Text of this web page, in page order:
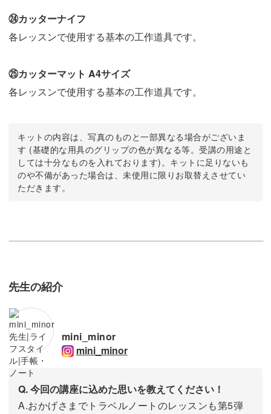
㉔カッターナイフ
各レッスンで使用する基本の工作道具です。
㉕カッターマット A4サイズ
各レッスンで使用する基本の工作道具です。
キットの内容は、写真のものと一部異なる場合がございま
す (基礎的な用具のグリップの色が異なる等。受講の用途と
しては十分なものを入れております)。キットに足りないも
のや不備があった場合は、未使用に限りお取替えさせてい
ただきます。
先生の紹介
mini_minor
mini_minor
Q. 今回の講座に込めた思いを教えてください！
A.おかげさまでトラベルノートのレッスンも第5弾